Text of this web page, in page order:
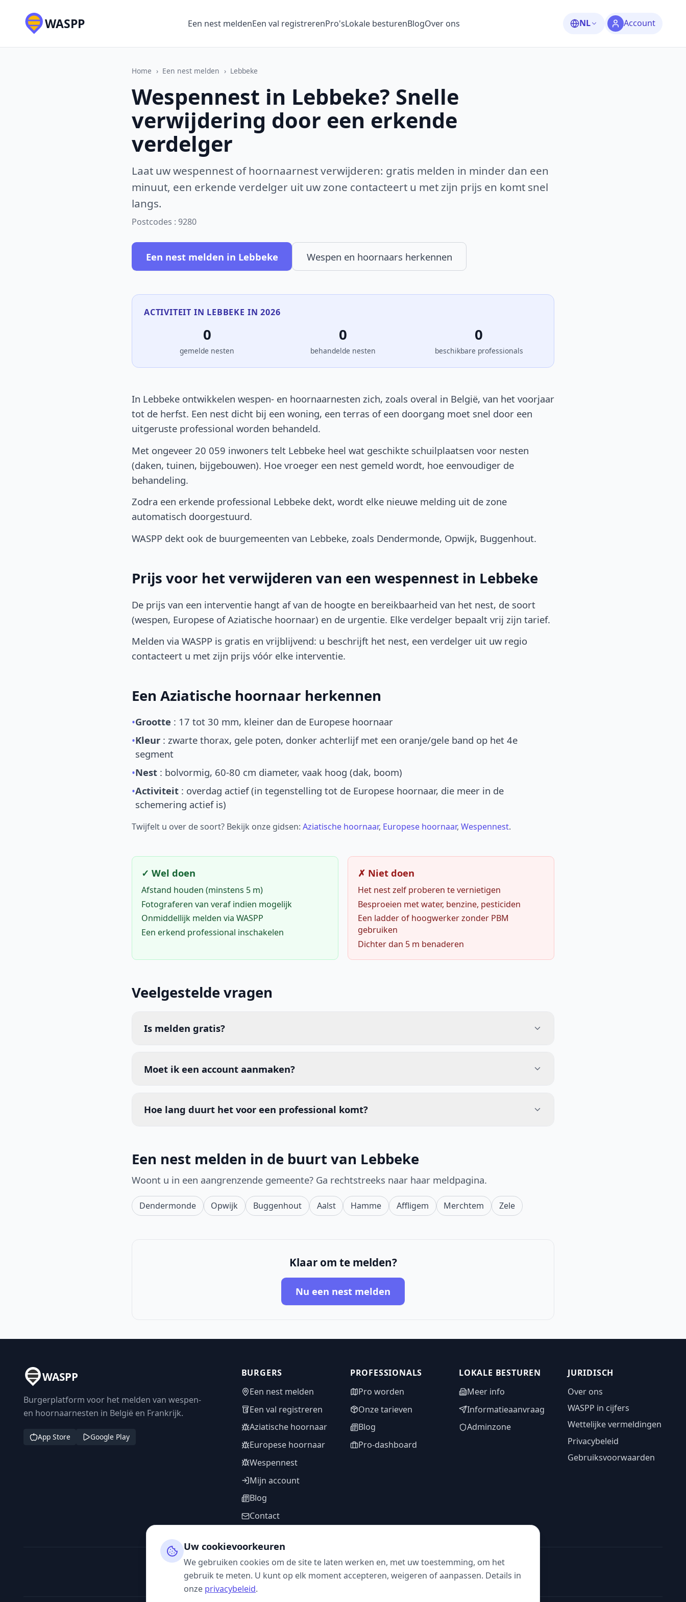
WASPP Een nest meldenEen val registrerenPro'sLokale besturenBlogOver ons NL Account
Home › Een nest melden › Lebbeke
Wespennest in Lebbeke? Snelle
verwijdering door een erkende
verdelger
Laat uw wespennest of hoornaarnest verwijderen: gratis melden in minder dan een
minuut, een erkende verdelger uit uw zone contacteert u met zijn prijs en komt snel
langs.
Postcodes : 9280
Een nest melden in Lebbeke Wespen en hoornaars herkennen
ACTIVITEIT IN LEBBEKE IN 2026
0
gemelde nesten
0
behandelde nesten
0
beschikbare professionals
In Lebbeke ontwikkelen wespen- en hoornaarnesten zich, zoals overal in België, van het voorjaar
tot de herfst. Een nest dicht bij een woning, een terras of een doorgang moet snel door een
uitgeruste professional worden behandeld.
Met ongeveer 20 059 inwoners telt Lebbeke heel wat geschikte schuilplaatsen voor nesten
(daken, tuinen, bijgebouwen). Hoe vroeger een nest gemeld wordt, hoe eenvoudiger de
behandeling.
Zodra een erkende professional Lebbeke dekt, wordt elke nieuwe melding uit de zone
automatisch doorgestuurd.
WASPP dekt ook de buurgemeenten van Lebbeke, zoals Dendermonde, Opwijk, Buggenhout.
Prijs voor het verwijderen van een wespennest in Lebbeke
De prijs van een interventie hangt af van de hoogte en bereikbaarheid van het nest, de soort
(wespen, Europese of Aziatische hoornaar) en de urgentie. Elke verdelger bepaalt vrij zijn tarief.
Melden via WASPP is gratis en vrijblijvend: u beschrijft het nest, een verdelger uit uw regio
contacteert u met zijn prijs vóór elke interventie.
Een Aziatische hoornaar herkennen
•Grootte : 17 tot 30 mm, kleiner dan de Europese hoornaar
•Kleur : zwarte thorax, gele poten, donker achterlijf met een oranje/gele band op het 4e
segment
•Nest : bolvormig, 60-80 cm diameter, vaak hoog (dak, boom)
•Activiteit : overdag actief (in tegenstelling tot de Europese hoornaar, die meer in de
schemering actief is)
Twijfelt u over de soort? Bekijk onze gidsen: Aziatische hoornaar, Europese hoornaar, Wespennest.
✓ Wel doen
Afstand houden (minstens 5 m)
Fotograferen van veraf indien mogelijk
Onmiddellijk melden via WASPP
Een erkend professional inschakelen
✗ Niet doen
Het nest zelf proberen te vernietigen
Besproeien met water, benzine, pesticiden
Een ladder of hoogwerker zonder PBM
gebruiken
Dichter dan 5 m benaderen
Veelgestelde vragen
Is melden gratis?
Moet ik een account aanmaken?
Hoe lang duurt het voor een professional komt?
Een nest melden in de buurt van Lebbeke
Woont u in een aangrenzende gemeente? Ga rechtstreeks naar haar meldpagina.
Dendermonde Opwijk Buggenhout Aalst Hamme Affligem Merchtem Zele
Klaar om te melden?
Nu een nest melden
WASPP
Burgerplatform voor het melden van wespen-
en hoornaarnesten in België en Frankrijk.
App Store Google Play
BURGERS
Een nest melden
Een val registreren
Aziatische hoornaar
Europese hoornaar
Wespennest
Mijn account
Blog
Contact
PROFESSIONALS
Pro worden
Onze tarieven
Blog
Pro-dashboard
LOKALE BESTUREN
Meer info
Informatieaanvraag
Adminzone
JURIDISCH
Over ons
WASPP in cijfers
Wettelijke vermeldingen
Privacybeleid
Gebruiksvoorwaarden
VOLG ONS
Uw cookievoorkeuren
We gebruiken cookies om de site te laten werken en, met uw toestemming, om het
gebruik te meten. U kunt op elk moment accepteren, weigeren of aanpassen. Details in
onze privacybeleid.